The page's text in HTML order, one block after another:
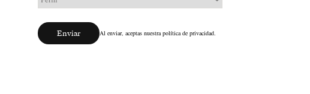
Enviar Al enviar, aceptas nuestra política de privacidad.